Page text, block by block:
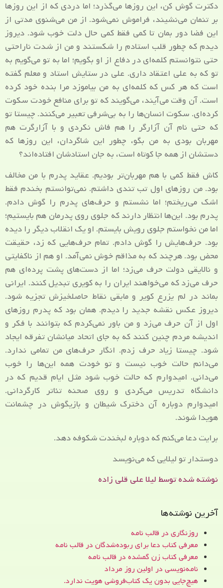
دکترت گوش کن، این روزها می‌گذرد؛ اما دردی که از این روزها
بر تنمان می‌نشیند، فراموش نمی‌شود. از من می‌شنوی مدتی از
این فضا دور بمان تا کمی فقط کمی حال دلت خوب شود. دیروز
دیدم که چطور قلب استادم را شکستند و من از شدت ناراحتی
حتی نتوانستم کلمه‌ای در دفاع از او بگویم؛ اما به تو می‌گویم به
تو که به علی اعتقاد داری. علی در ستایش استاد و معلم گفته
است که هر کس که کلمه‌ای به من بیاموزد مرا بنده خود کرده
است. آن وقت می‌آیند، می‌گویند که تو برای منافع خودت سکوت
کرده‌ای. سکوت انسان‌ها را به بی‌شرفی تعبیر می‌کنند. چیستا تو
که حتی نام آن آزارگر را هم فاش نکردی و با آزارگرت هم
مهربان بودی به من بگو، چطور این شاگردان، این روزها که
دستشان از همه جا کوتاه است، به جان استادشان افتاده‌اند؟
کاش فقط کمی با هم مهربان‌تر بودیم. عقاید پدرم با من مخالف
بود. من روزهای اول تب تندی داشتم. نمی‌توانستم بخندم فقط
اشک می‌ریختم؛ اما نشستم و حرف‌های پدرم را گوش دادم.
پدرم بود. این‌ها انتظار دارند که جلوی روی پدرمان هم بایستیم؛
اما من نخواستم جلوی رویش بایستم. او یک انقلاب دیگر را دیده
بود. حرف‌هایش را گوش دادم. تمام حرف‌هایی که زد، حقیقت
محض بود. هرچند که به مذاقم خوش نمی‌آمد. او هم از ناکفایتی
و نالایقی دولت حرف می‌زد؛ اما از دست‌های پشت پرده‌ای هم
حرف می‌زد که می‌خواهند ایران را به کویری تبدیل کنند. ایرانی
بماند در لم یزرع کویر و مابقی نقاط حاصلخیزش تجزیه شود.
دیروز عکس نقشه جدید را دیدم. همان بود که پدرم روزهای
اول از آن حرف می‌زد و من باور نمی‌کردم که بتوانند با فکر و
اندیشه مردم چنین کنند که به جای اتحاد میانشان تفرقه ایجاد
شود. چیستا زیاد حرف زدم. انگار حرف‌های من تمامی ندارد.
می‌دانم حالت خوب نیست و تو خودت همه این‌ها را خوب
می‌دانی. امیدوارم که حالت خوب شود مثل ایام قدیم که در
دانشگاه تدریس می‌کردی و روی صحنه تئاتر کارگردانی.
امیدوارم دوباره آن دخترک شیطان و بازیگوش در چشمانت
هویدا شوند.
برایت دعا می‌کنم که دوباره لبخندت شکوفه دهد.
دوستدار تو لیلایی که می‌نویسد
نوشته شده توسط لیلا علی قلی زاده
آخرین نوشته‌ها
روزنگاری در قالب نامه
معرفی کتاب دعا برای ربوده‌شدگان در قالب نامه
معرفی کتاب زن‌ گمشده در قالب نامه
نامه‌نویسی در اولین روز مرداد
هیچ‌جایی بدون یک کتاب‌فروشی هویت ندارد.